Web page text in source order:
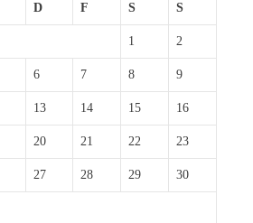
D F S S
1 2
6 7 8 9
13 14 15 16
20 21 22 23
27 28 29 30